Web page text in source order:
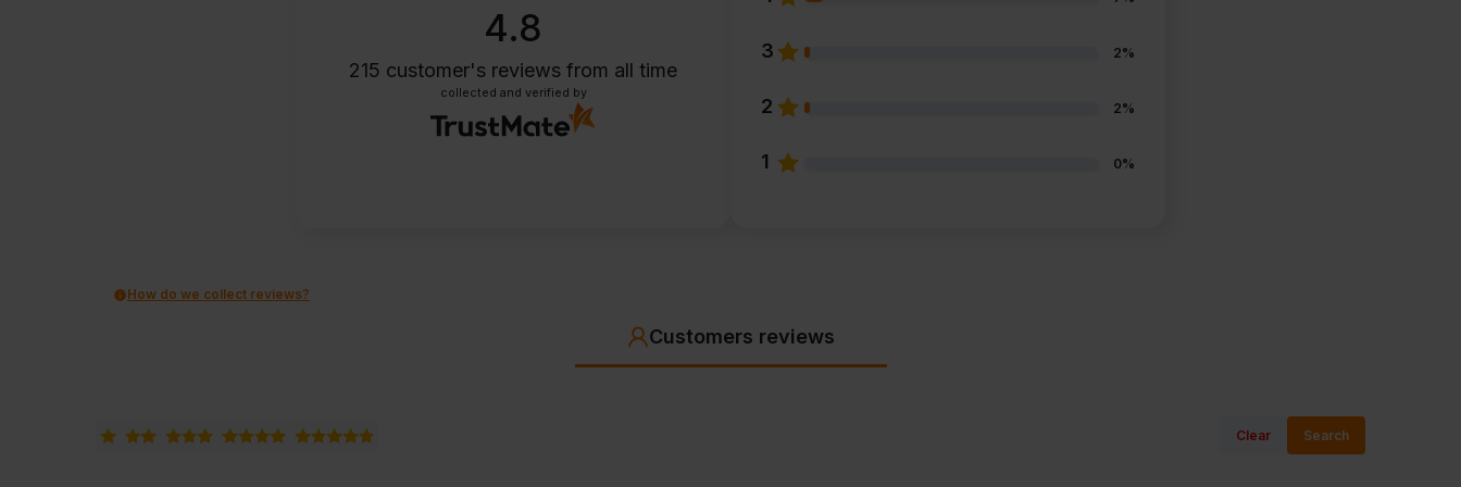
4.8
215 customer's reviews from all time
collected and verified by
3 2%
2 2%
1 0%
How do we collect reviews?
Customers reviews
Clear Search